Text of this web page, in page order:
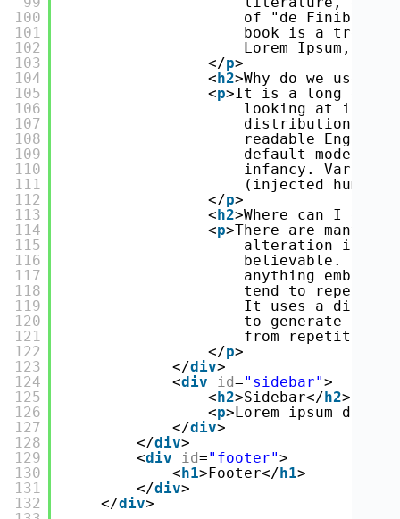
100
101
102
103
104
105
106
107
108
109
110
111
112
113
114
115
116
117
118
119
120
121
122
123
124
125
126
127
128
129
130
131
132
of "de Finibus
book is a
Lorem Ipsum,
</p>
<h2>Why do we use
<p>It is a long
looking at its
distribution of
readable English.
default model
infancy. Various
(injected
</p>
<h2>Where can I get
<p>There are many
alteration in
believable. If
anything
tend to repeat
It uses a
to generate
from repetition,
</p>
</div>
<div id="sidebar">
<h2>Sidebar</h2>
<p>Lorem ipsum
</div>
</div>
<div id="footer">
<h1>Footer</h1>
</div>
</div>